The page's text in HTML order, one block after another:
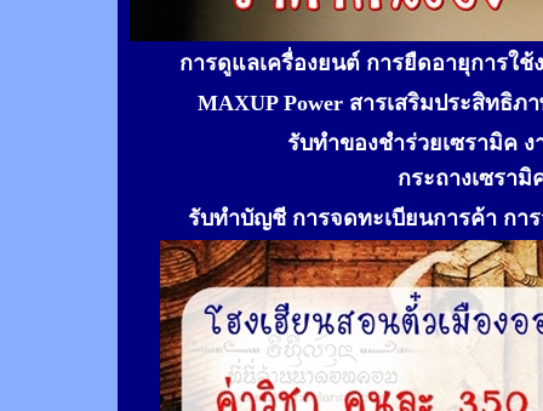
การดูแลเครื่องยนต์ การยืดอายุการใ
MAXUP Power สารเสริมประสิทธิ
รับทำของชำร่วยเซรามิค
กระถางเซรา
รับทำบัญชี การจดทะเบียนการค้า กา